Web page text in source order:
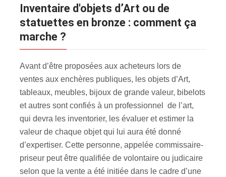
inventaire d'objets d’Art ou de
statuettes en bronze : comment ça
marche ?
Avant d’être proposées aux acheteurs lors de
ventes aux enchères publiques, les objets d’Art,
tableaux, meubles, bijoux de grande valeur, bibelots
et autres sont confiés à un professionnel de l’art,
qui devra les inventorier, les évaluer et estimer la
valeur de chaque objet qui lui aura été donné
d’expertiser. Cette personne, appelée commissaire-
priseur peut être qualifiée de volontaire ou judicaire
selon que la vente a été initiée dans le cadre d’une